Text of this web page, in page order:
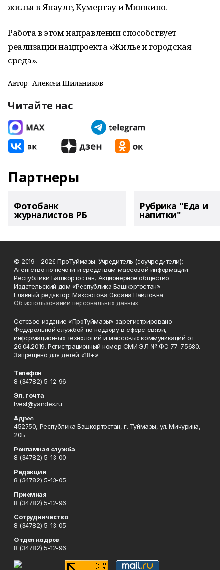
жилья в Янауле, Кумертау и Мишкино.
Работа в этом направлении способствует
реализации нацпроекта «Жилье и городская
среда».
Автор: Алексей Шильников
Читайте нас
Партнеры
Фотобанк
журналистов РБ
Рубрика "Еда и
напитки"
© 2019 - 2026 ПроТуймазы. Учредитель (соучредители):
Агентство по печати и средствам массовой информации
Республики Башкортостан, Акционерное общество
Издательский дом «Республика Башкортостан»
Главный редактор: Максютова Оксана Павловна
Об использовании персональных данных
Сетевое издание «ПроТуймазы» зарегистрировано
Федеральной службой по надзору в сфере связи,
информационных технологий и массовых коммуникаций от
26.04.2019. Регистрационный номер СМИ ЭЛ № ФС 77-75680.
Запрещено для детей «18+»
Телефон
8 (34782) 5-12-96
Эл. почта
tvest@yandex.ru
Адрес
452750, Республика Башкортостан, г. Туймазы, ул. Мичурина,
20Б
Рекламная служба
8 (34782) 5-13-00
Редакция
8 (34782) 5-13-05
Приемная
8 (34782) 5-12-96
Сотрудничество
8 (34782) 5-13-05
Отдел кадров
8 (34782) 5-12-96